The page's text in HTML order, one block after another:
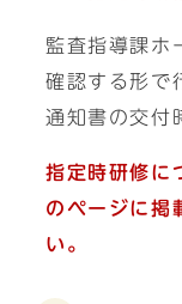
監査指導課ホ
確認する形で
通知書の交付
指定時研修に
のページに掲
い。